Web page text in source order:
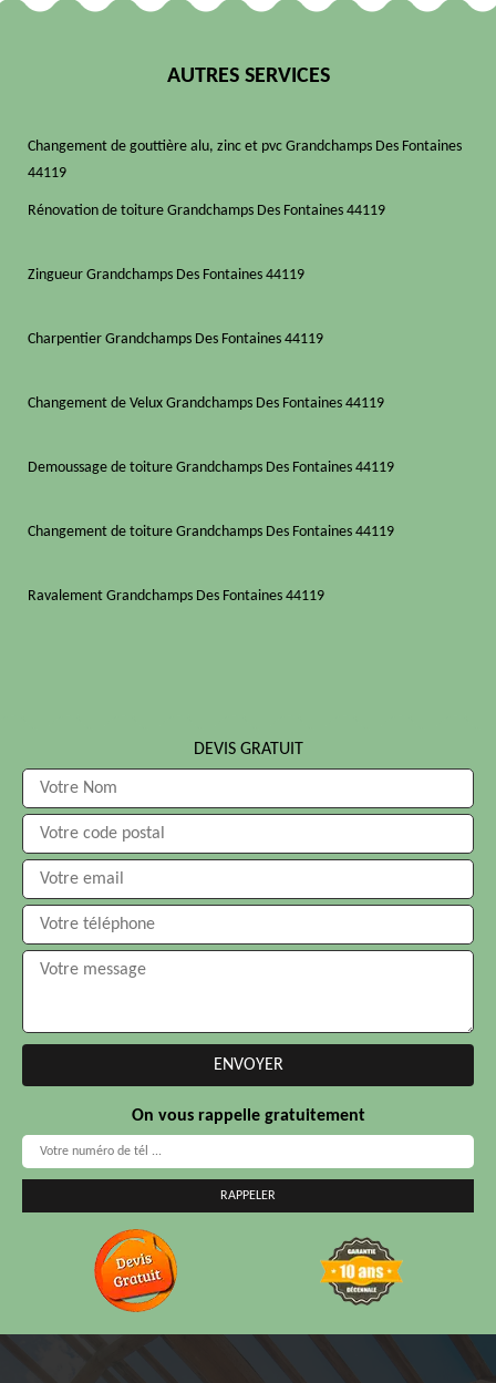
AUTRES SERVICES
Changement de gouttière alu, zinc et pvc Grandchamps Des Fontaines
44119
Rénovation de toiture Grandchamps Des Fontaines 44119
Zingueur Grandchamps Des Fontaines 44119
Charpentier Grandchamps Des Fontaines 44119
Changement de Velux Grandchamps Des Fontaines 44119
Demoussage de toiture Grandchamps Des Fontaines 44119
Changement de toiture Grandchamps Des Fontaines 44119
Ravalement Grandchamps Des Fontaines 44119
DEVIS GRATUIT
On vous rappelle gratuitement